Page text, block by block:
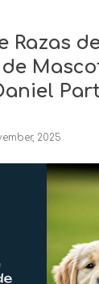
Razas
2025